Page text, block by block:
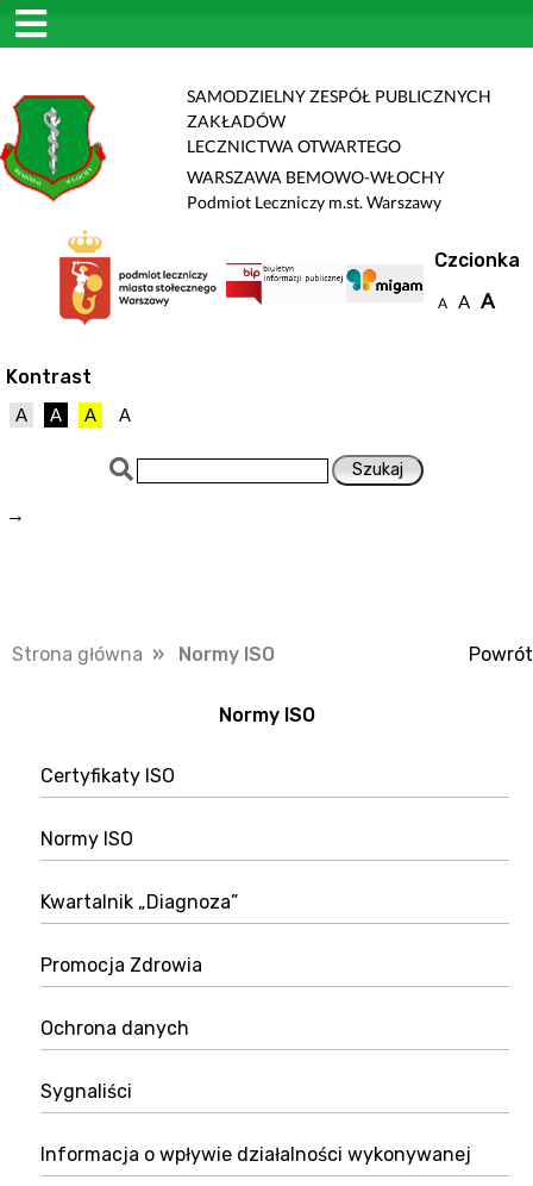
SAMODZIELNY ZESPÓŁ PUBLICZNYCH
ZAKŁADÓW
LECZNICTWA OTWARTEGO
WARSZAWA BEMOWO-WŁOCHY
Podmiot Leczniczy m.st. Warszawy
Czcionka
A A A
Kontrast
A A A A
→
Strona główna » Normy ISO Powrót
Normy ISO
Certyfikaty ISO
Normy ISO
Kwartalnik „Diagnoza”
Promocja Zdrowia
Ochrona danych
Sygnaliści
Informacja o wpływie działalności wykonywanej